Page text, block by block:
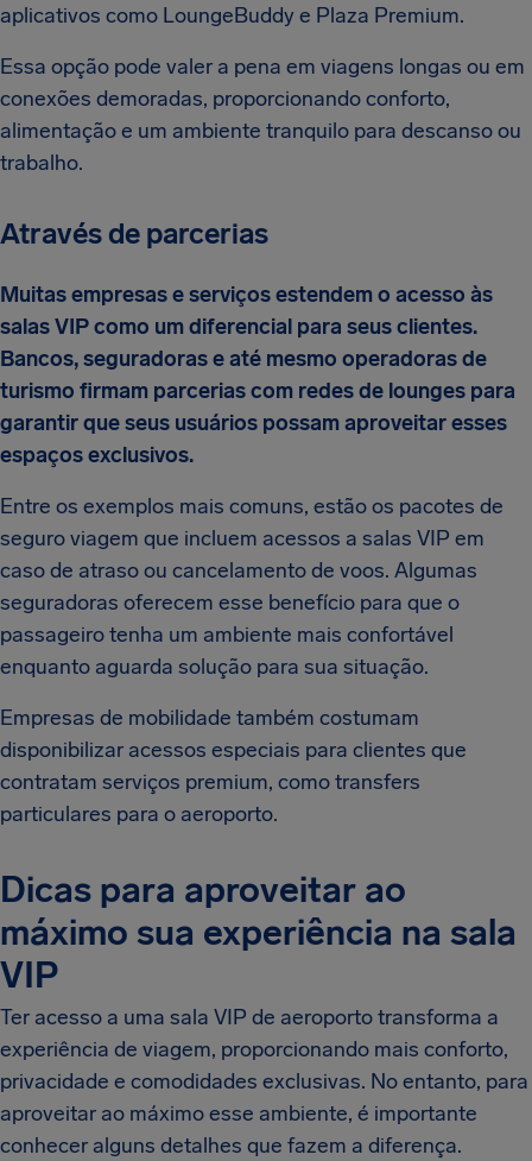
aplicativos como LoungeBuddy e Plaza Premium.
Essa opção pode valer a pena em viagens longas ou em
conexões demoradas, proporcionando conforto,
alimentação e um ambiente tranquilo para descanso ou
trabalho.
Através de parcerias
Muitas empresas e serviços estendem o acesso às
salas VIP como um diferencial para seus clientes.
Bancos, seguradoras e até mesmo operadoras de
turismo firmam parcerias com redes de lounges para
garantir que seus usuários possam aproveitar esses
espaços exclusivos.
Entre os exemplos mais comuns, estão os pacotes de
seguro viagem que incluem acessos a salas VIP em
caso de atraso ou cancelamento de voos. Algumas
seguradoras oferecem esse benefício para que o
passageiro tenha um ambiente mais confortável
enquanto aguarda solução para sua situação.
Empresas de mobilidade também costumam
disponibilizar acessos especiais para clientes que
contratam serviços premium, como transfers
particulares para o aeroporto.
Dicas para aproveitar ao
máximo sua experiência na sala
VIP
Ter acesso a uma sala VIP de aeroporto transforma a
experiência de viagem, proporcionando mais conforto,
privacidade e comodidades exclusivas. No entanto, para
aproveitar ao máximo esse ambiente, é importante
conhecer alguns detalhes que fazem a diferença.